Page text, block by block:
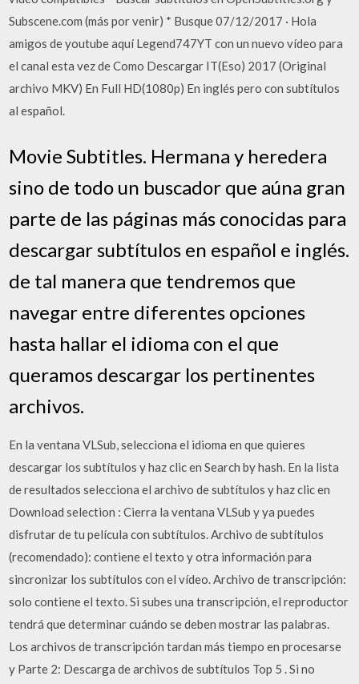
Subscene.com (más por venir) * Busque 07/12/2017 · Hola
amigos de youtube aquí Legend747YT con un nuevo vídeo para
el canal esta vez de Como Descargar IT(Eso) 2017 (Original
archivo MKV) En Full HD(1080p) En inglés pero con subtítulos
al español.
Movie Subtitles. Hermana y heredera
sino de todo un buscador que aúna gran
parte de las páginas más conocidas para
descargar subtítulos en español e inglés.
de tal manera que tendremos que
navegar entre diferentes opciones
hasta hallar el idioma con el que
queramos descargar los pertinentes
archivos.
En la ventana VLSub, selecciona el idioma en que quieres
descargar los subtítulos y haz clic en Search by hash. En la lista
de resultados selecciona el archivo de subtítulos y haz clic en
Download selection : Cierra la ventana VLSub y ya puedes
disfrutar de tu película con subtítulos. Archivo de subtítulos
(recomendado): contiene el texto y otra información para
sincronizar los subtítulos con el vídeo. Archivo de transcripción:
solo contiene el texto. Si subes una transcripción, el reproductor
tendrá que determinar cuándo se deben mostrar las palabras.
Los archivos de transcripción tardan más tiempo en procesarse
y Parte 2: Descarga de archivos de subtítulos Top 5 . Si no